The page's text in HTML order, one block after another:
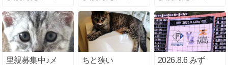
里親募集中♪メ
ちと狭い
2026.8.6 みず